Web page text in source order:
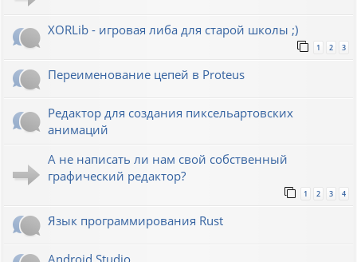
XORLib - игровая либа для старой школы ;)
1 2 3
Переименование цепей в Proteus
Редактор для создания пиксельартовских
анимаций
А не написать ли нам свой собственный
графический редактор?
1 2 3 4
Язык программирования Rust